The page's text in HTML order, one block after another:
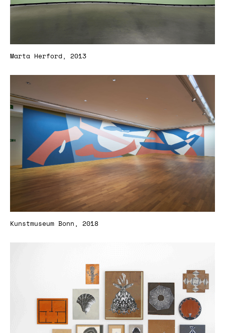
Marta Herford, 2013
Kunstmuseum Bonn, 2018